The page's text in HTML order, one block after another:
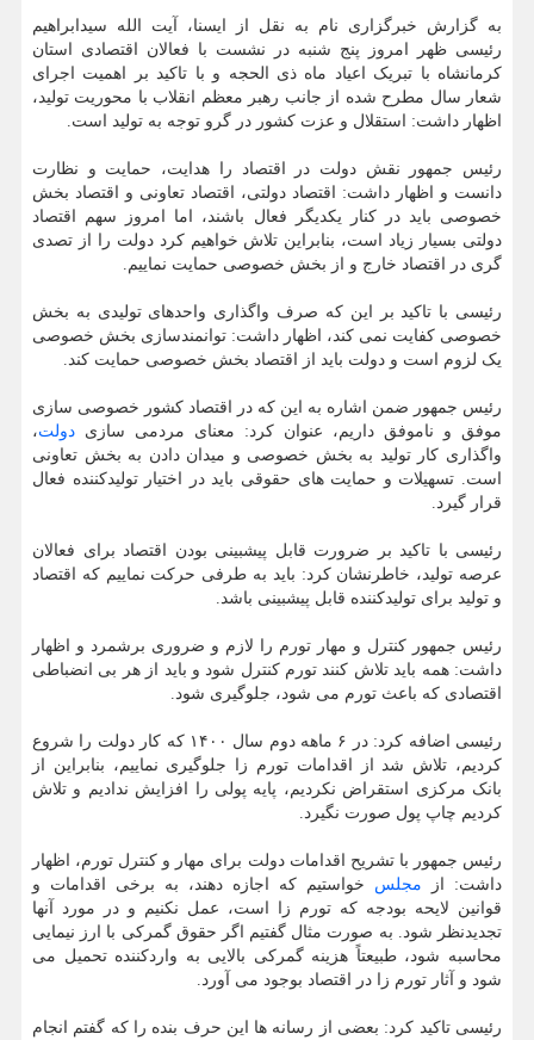
به گزارش خبرگزاری نام به نقل از ایسنا، آیت الله سیدابراهیم
رئیسی ظهر امروز پنج شنبه در نشست با فعالان اقتصادی استان
کرمانشاه با تبریک اعیاد ماه ذی الحجه و با تاکید بر اهمیت اجرای
شعار سال مطرح شده از جانب رهبر معظم انقلاب با محوریت تولید،
اظهار داشت: استقلال و عزت کشور در گرو توجه به تولید است.
رئیس جمهور نقش دولت در اقتصاد را هدایت، حمایت و نظارت
دانست و اظهار داشت: اقتصاد دولتی، اقتصاد تعاونی و اقتصاد بخش
خصوصی باید در کنار یکدیگر فعال باشند، اما امروز سهم اقتصاد
دولتی بسیار زیاد است، بنابراین تلاش خواهیم کرد دولت را از تصدی
گری در اقتصاد خارج و از بخش خصوصی حمایت نماییم.
رئیسی با تاکید بر این که صرف واگذاری واحدهای تولیدی به بخش
خصوصی کفایت نمی کند، اظهار داشت: توانمندسازی بخش خصوصی
یک لزوم است و دولت باید از اقتصاد بخش خصوصی حمایت کند.
رئیس جمهور ضمن اشاره به این که در اقتصاد کشور خصوصی سازی
موفق و ناموفق داریم، عنوان کرد: معنای مردمی سازی دولت،
واگذاری کار تولید به بخش خصوصی و میدان دادن به بخش تعاونی
است. تسهیلات و حمایت های حقوقی باید در اختیار تولیدکننده فعال
قرار گیرد.
رئیسی با تاکید بر ضرورت قابل پیشبینی بودن اقتصاد برای فعالان
عرصه تولید، خاطرنشان کرد: باید به طرفی حرکت نماییم که اقتصاد
و تولید برای تولیدکننده قابل پیشبینی باشد.
رئیس جمهور کنترل و مهار تورم را لازم و ضروری برشمرد و اظهار
داشت: همه باید تلاش کنند تورم کنترل شود و باید از هر بی انضباطی
اقتصادی که باعث تورم می شود، جلوگیری شود.
رئیسی اضافه کرد: در ۶ ماهه دوم سال ۱۴۰۰ که کار دولت را شروع
کردیم، تلاش شد از اقدامات تورم زا جلوگیری نماییم، بنابراین از
بانک مرکزی استقراض نکردیم، پایه پولی را افزایش ندادیم و تلاش
کردیم چاپ پول صورت نگیرد.
رئیس جمهور با تشریح اقدامات دولت برای مهار و کنترل تورم، اظهار
داشت: از مجلس خواستیم که اجازه دهند، به برخی اقدامات و
قوانین لایحه بودجه که تورم زا است، عمل نکنیم و در مورد آنها
تجدیدنظر شود. به صورت مثال گفتیم اگر حقوق گمرکی با ارز نیمایی
محاسبه شود، طبیعتاً هزینه گمرکی بالایی به واردکننده تحمیل می
شود و آثار تورم زا در اقتصاد بوجود می آورد.
رئیسی تاکید کرد: بعضی از رسانه ها این حرف بنده را که گفتم انجام